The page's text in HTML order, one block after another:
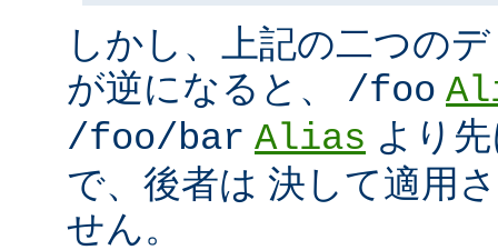
しかし、上記の二つの
が逆になると、 /foo
/foo/bar Alias より
で、後者は 決して適用
せん。